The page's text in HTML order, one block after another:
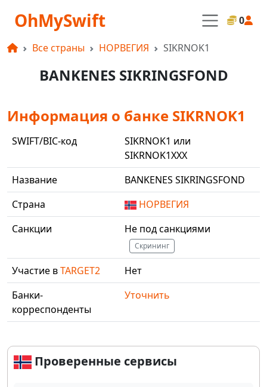
OhMySwift 0
Все страны НОРВЕГИЯ SIKRNOK1
BANKENES SIKRINGSFOND
Информация о банке SIKRNOK1
SWIFT/BIC-код
SIKRNOK1 или
SIKRNOK1XXX
Название
BANKENES SIKRINGSFOND
Страна
НОРВЕГИЯ
Санкции
Не под санкциями
Скрининг
Участие вTARGET2
Нет
Банки-
корреспонденты
Уточнить
Проверенные сервисы